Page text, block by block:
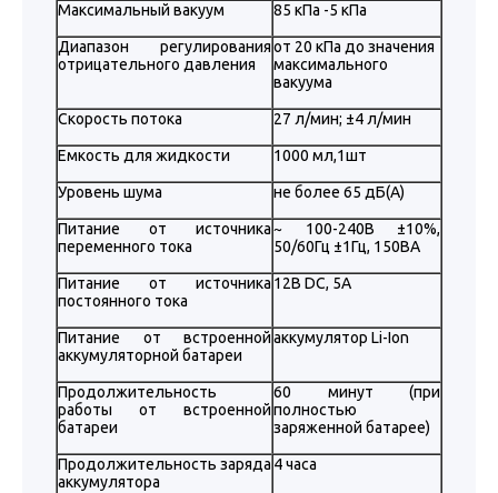
Максимальный вакуум 85 кПа -5 кПа
Диапазон регулирования
отрицательного давления
от 20 кПа до значения
максимального
вакуума
Скорость потока 27 л/мин; ±4 л/мин
Емкость для жидкости 1000 мл,1шт
Уровень шума не более 65 дБ(A)
Питание от источника
переменного тока
~ 100-240В ±10%,
50/60Гц ±1Гц, 150ВА
Питание от источника
постоянного тока
12В DC, 5A
Питание от встроенной
аккумуляторной батареи
аккумулятор Li-Ion
Продолжительность
работы от встроенной
батареи
60 минут (при
полностью
заряженной батарее)
Продолжительность заряда
аккумулятора
4 часа